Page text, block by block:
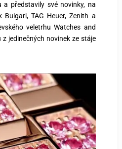
představily své novinky, na
TAG Heuer, Zenith a
veletrhu Watches and
jedinečných novinek ze stáje